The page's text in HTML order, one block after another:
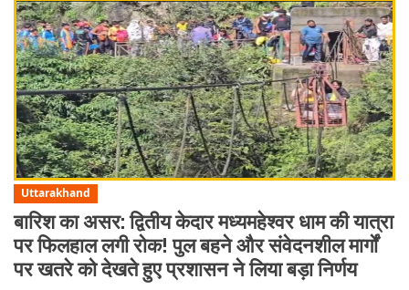
Uttarakhand
बारिश का असर: द्वितीय केदार मध्यमहेश्वर धाम की यात्रा
पर फिलहाल लगी रोक! पुल बहने और संवेदनशील मार्गों
पर खतरे को देखते हुए प्रशासन ने लिया बड़ा निर्णय